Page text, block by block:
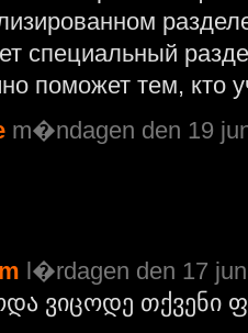
специальный
поможет тем, кто
m�ndagen den 19
l�rdagen den 17
ვიცოდე თქვენი